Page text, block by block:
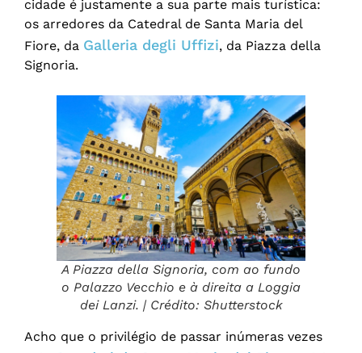
cidade é justamente a sua parte mais turística:
os arredores da Catedral de Santa Maria del
Fiore, da Galleria degli Uffizi, da Piazza della
Signoria.
A Piazza della Signoria, com ao fundo
o Palazzo Vecchio e à direita a Loggia
dei Lanzi. | Crédito: Shutterstock
Acho que o privilégio de passar inúmeras vezes